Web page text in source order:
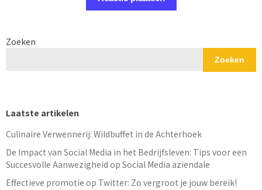
Zoeken
Zoeken
Laatste artikelen
Culinaire Verwennerij: Wildbuffet in de Achterhoek
De Impact van Social Media in het Bedrijfsleven: Tips voor een
Succesvolle Aanwezigheid op Social Media aziendale
Effectieve promotie op Twitter: Zo vergroot je jouw bereik!